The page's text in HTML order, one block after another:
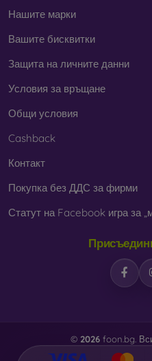
Нашите марки
Вашите бисквитки
Защита на личните данни
Условия за връщане
Общи условия
Cashback
Контакт
Покупка без ДДС за фирми
Статут на Facebook игра за
© 2026 foon.bg.